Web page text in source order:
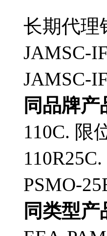
长期代理
JAMSC-
JAMSC-
同品牌产
110C. 限
PSMO-
同类型产